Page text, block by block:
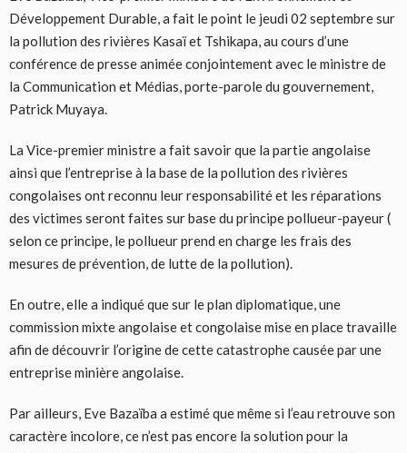
Développement Durable, a fait le point le jeudi 02 septembre sur
la pollution des rivières Kasaï et Tshikapa, au cours d’une
conférence de presse animée conjointement avec le ministre de
la Communication et Médias, porte-parole du gouvernement,
Patrick Muyaya.
La Vice-premier ministre a fait savoir que la partie angolaise
ainsi que l’entreprise à la base de la pollution des rivières
congolaises ont reconnu leur responsabilité et les réparations
des victimes seront faites sur base du principe pollueur-payeur (
selon ce principe, le pollueur prend en charge les frais des
mesures de prévention, de lutte de la pollution).
En outre, elle a indiqué que sur le plan diplomatique, une
commission mixte angolaise et congolaise mise en place travaille
afin de découvrir l’origine de cette catastrophe causée par une
entreprise minière angolaise.
Par ailleurs, Eve Bazaïba a estimé que même si l’eau retrouve son
caractère incolore, ce n’est pas encore la solution pour la